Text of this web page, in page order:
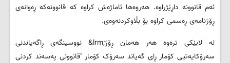
ئه‌م قانوونه‌ داڕێژراوه‌. هه‌روه‌ها ئاماژه‌ش كراوه‌ كه‌ قانوونه‌كه‌ ڕه‌وانه‌ی
ڕۆژنامه‌ی ڕه‌سمی كراوه‌ بۆ بڵاوكردنه‌وه‌ی.
له ‌لایێكی تره‌وه‌ هه‌ر هه‌مان ڕۆژ&lrm; نووسینگه‌ی ڕاگه‌یاندنی
سه‌رۆكایه‌تیی كۆمار ڕای گه‌یاند سه‌رۆک كۆمار "قانوونی په‌سه‌ند كردنی